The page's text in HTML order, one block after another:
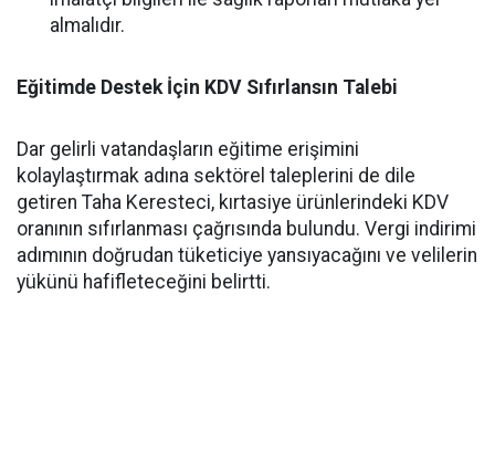
almalıdır.
Eğitimde Destek İçin KDV Sıfırlansın Talebi
Dar gelirli vatandaşların eğitime erişimini
kolaylaştırmak adına sektörel taleplerini de dile
getiren Taha Keresteci, kırtasiye ürünlerindeki KDV
oranının sıfırlanması çağrısında bulundu. Vergi indirimi
adımının doğrudan tüketiciye yansıyacağını ve velilerin
yükünü hafifleteceğini belirtti.